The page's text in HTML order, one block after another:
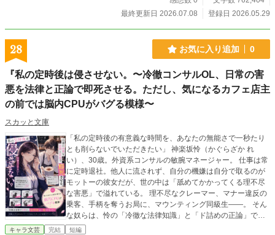
最終更新日 2026.07.08
登録日 2026.05.29
28 お気に入り追加 0
『私の定時後は侵させない。〜冷徹コンサルOL、日常の害
悪を法律と正論で即死させる。ただし、気になるカフェ店主
の前では脳内CPUがバグる模様〜
スカッと文庫
「私の定時後の有意義な時間を、あなたの無能さで一秒たり
とも削らないでいただきたい」 神楽坂怜（かぐらざか れ
い）、30歳。外資系コンサルの敏腕マネージャー。 仕事は常
に定時退社。他人に流されず、自分の機嫌は自分で取るのが
モットーの彼女だが、世の中は「舐めてかかってくる理不尽
な害悪」で溢れている。 理不尽なクレーマー、マナー違反の
乗客、手柄を奪うお局に、マウンティング同級生――。 そん
な奴らは、怜の「冷徹な法律知識」と「ド詰めの正論」で、
その場で即座に社会的にデバッグ（即死）！ 仕事終わりのデ
キャラ文芸 完結 短編